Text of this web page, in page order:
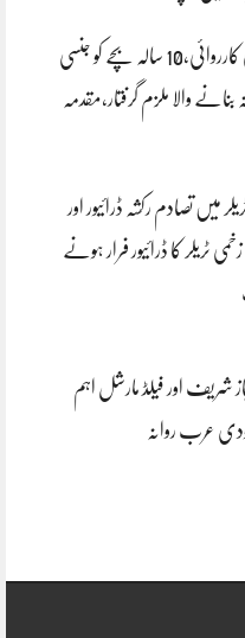
جہلم پولیس کی کارروائی،10 سالہ بچے کو جنسی
بنانے والا ملزم گرفتار،مقدمہ
میں تصادم رکشہ ڈرائیور اور
ٹریلر کا ڈرائیور فرار ہونے
شریف اور فیلڈ مارشل اہم
عرب روانہ